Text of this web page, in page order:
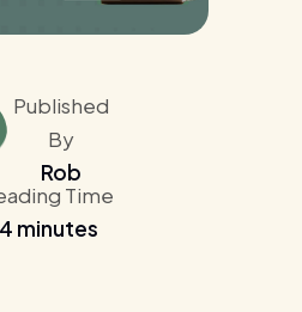
Published
By
Rob
Time
4 minutes